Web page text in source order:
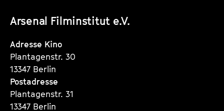
Arsenal Filminstitut e.V.
Instagram
Seite
Instagram
Seite
Instagram
Adresse Kino
Plantagenstr. 30
13347 Berlin
Postadresse
Plantagenstr. 31
13347 Berlin